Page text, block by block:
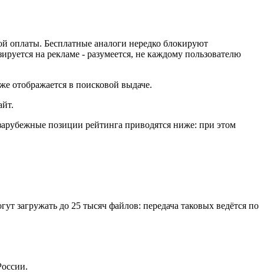
оплаты. Бесплатные аналоги нередко блокируют
на рекламе - разумеется, не каждому пользователю
отображается в поисковой выдаче.
позиции рейтинга приводятся ниже: при этом
загружать до 25 тысяч файлов: передача таковых ведётся по